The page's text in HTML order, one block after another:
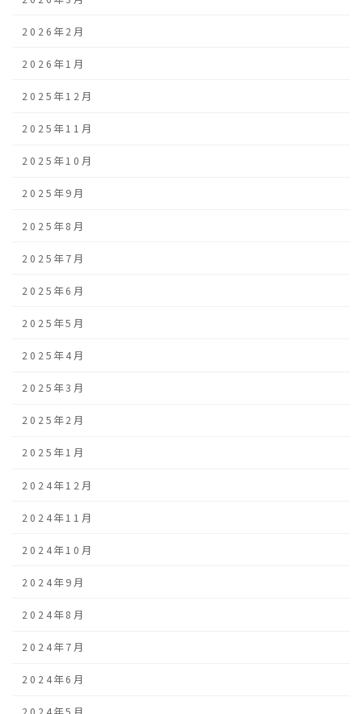
2026年2月
2026年1月
2025年12月
2025年11月
2025年10月
2025年9月
2025年8月
2025年7月
2025年6月
2025年5月
2025年4月
2025年3月
2025年2月
2025年1月
2024年12月
2024年11月
2024年10月
2024年9月
2024年8月
2024年7月
2024年6月